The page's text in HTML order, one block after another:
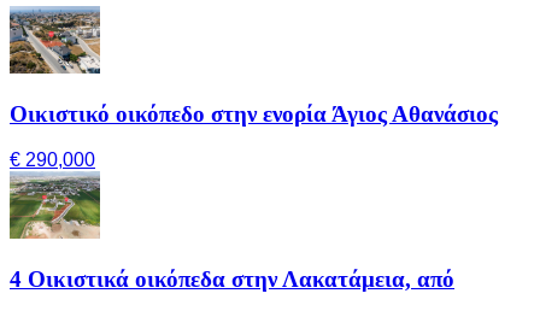
Οικιστικό οικόπεδο στην ενορία Άγιος Αθανάσιος
€ 290,000
4 Οικιστικά οικόπεδα στην Λακατάμεια, από